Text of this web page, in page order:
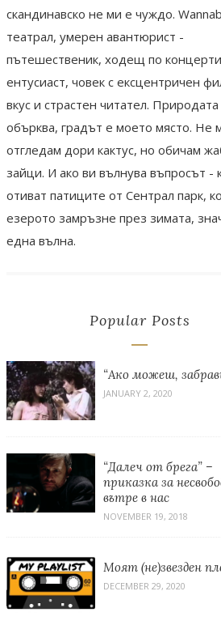
скандинавско не ми е чуждо.
театрал, умерен авантюрист -
пътешественик, ходещ по концерти
ентусиаст, човек с ексцентричен
вкус и страстен читател.
обърква, градът е моето място. Не
отгледам дори кактус, но обичам
зайци. И ако ви вълнува въпросът -
отиват патиците от Сентрал парк,
езерото замръзне през зимата,
една вълна.
Popular Posts
“Ако можеш,
JANUARY 2, 2020
“Далеч от брега” –
приказка за
вътре в нас
NOVEMBER 19, 2018
Моят (не)звезден
DECEMBER 29, 2020